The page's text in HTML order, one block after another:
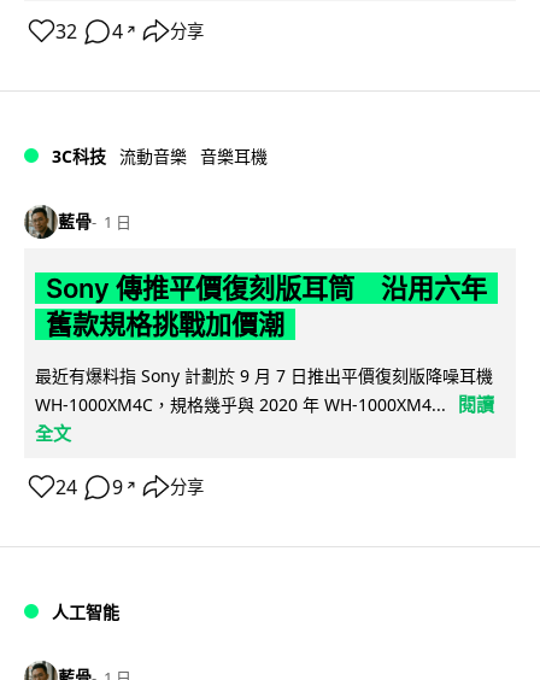
32 4 ↗ 分享
3C科技 流動音樂 音樂耳機
藍骨 1 日
Sony 傳推平價復刻版耳筒 沿用六年
舊款規格挑戰加價潮
最近有爆料指 Sony 計劃於 9 月 7 日推出平價復刻版降噪耳機
WH-1000XM4C，規格幾乎與 2020 年 WH-1000XM4...
閱讀
全文
24 9 ↗ 分享
人工智能